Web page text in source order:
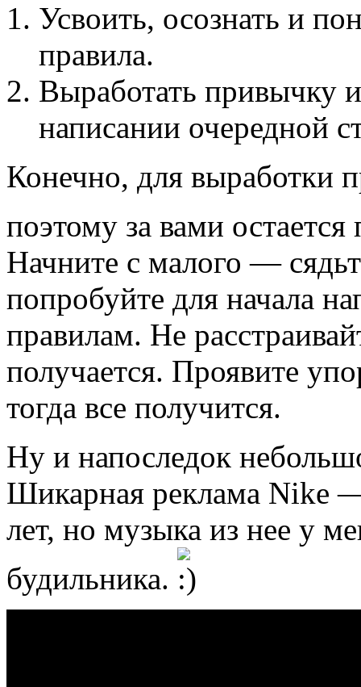
Усвоить, осознать и
правила.
Выработать привычку
написании очередной
Конечно, для выработки
поэтому за вами
Начните с малого —
попробуйте для начала
правилам. Не
получается. Проявите
тогда все получится.
Ну и напоследок
Шикарная реклама Nike
лет, но музыка из нее у
будильника.